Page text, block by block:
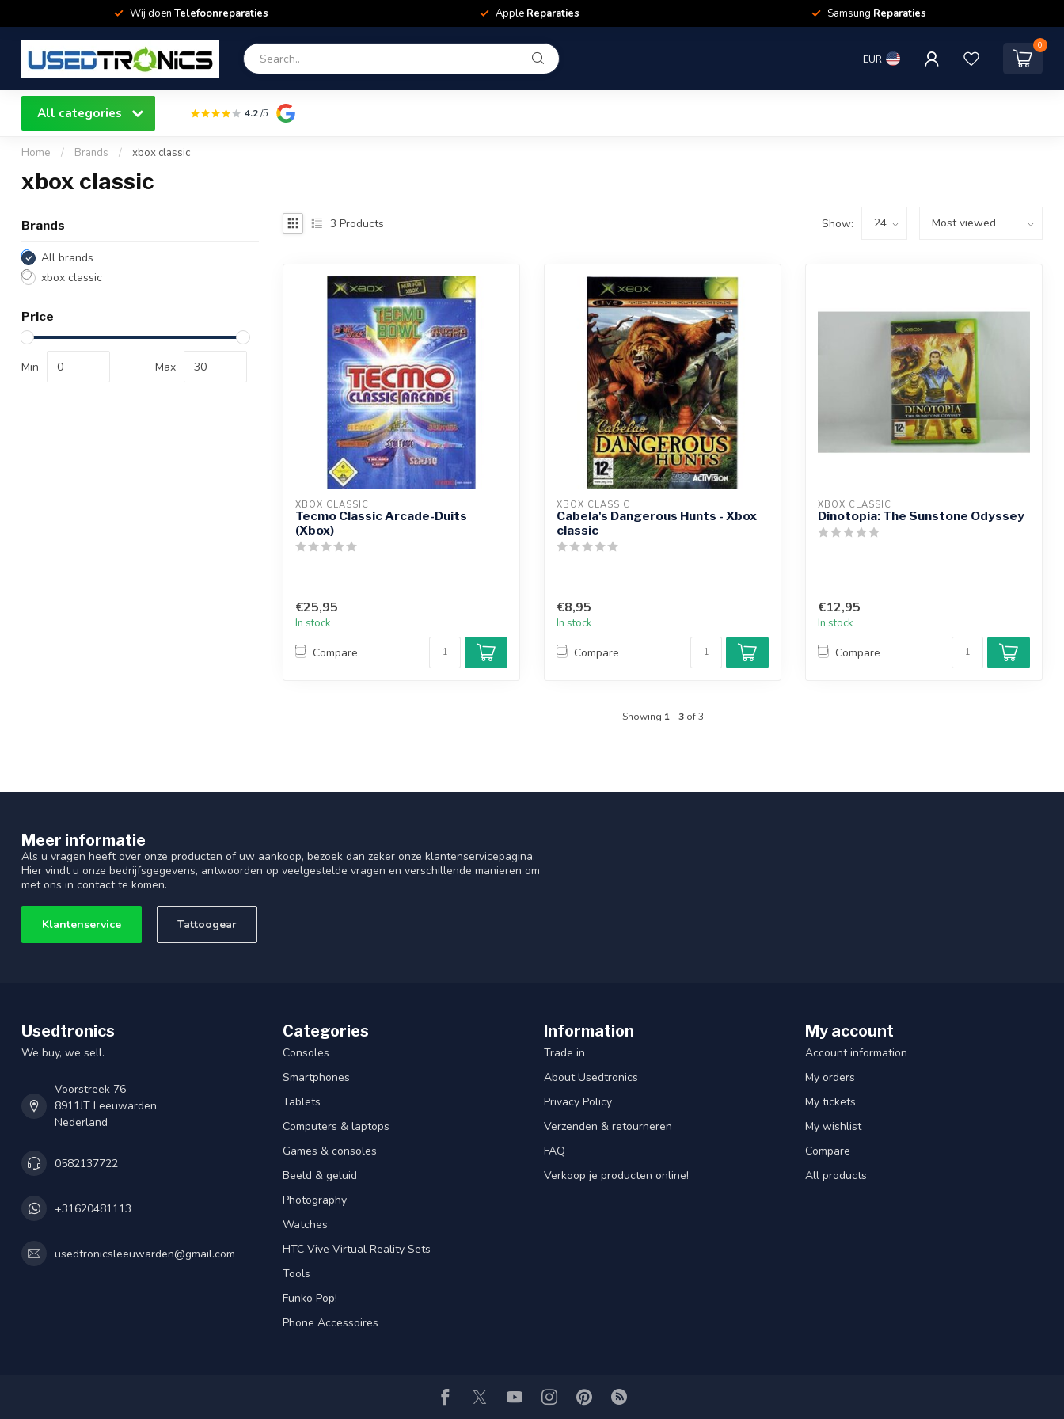
Wij doen Telefoonreparaties Apple Reparaties Samsung Reparaties
EUR
0
All categories 4.2/5
Home / Brands / xbox classic
xbox classic
Brands
All brands
xbox classic
Price
Min Max
3 Products Show:
XBOX CLASSIC
Tecmo Classic Arcade-Duits
(Xbox)
€25,95
In stock
Compare
XBOX CLASSIC
Cabela's Dangerous Hunts - Xbox
classic
€8,95
In stock
Compare
XBOX CLASSIC
Dinotopia: The Sunstone Odyssey
€12,95
In stock
Compare
Showing 1-3of 3
Meer informatie
Als u vragen heeft over onze producten of uw aankoop, bezoek dan zeker onze klantenservicepagina.
Hier vindt u onze bedrijfsgegevens, antwoorden op veelgestelde vragen en verschillende manieren om
met ons in contact te komen.
Klantenservice Tattoogear
Usedtronics
We buy, we sell.
Voorstreek 76
8911JT Leeuwarden
Nederland
0582137722
+31620481113
usedtronicsleeuwarden@gmail.com
Categories
Consoles
Smartphones
Tablets
Computers & laptops
Games & consoles
Beeld & geluid
Photography
Watches
HTC Vive Virtual Reality Sets
Tools
Funko Pop!
Phone Accessoires
Information
Trade in
About Usedtronics
Privacy Policy
Verzenden & retourneren
FAQ
Verkoop je producten online!
My account
Account information
My orders
My tickets
My wishlist
Compare
All products